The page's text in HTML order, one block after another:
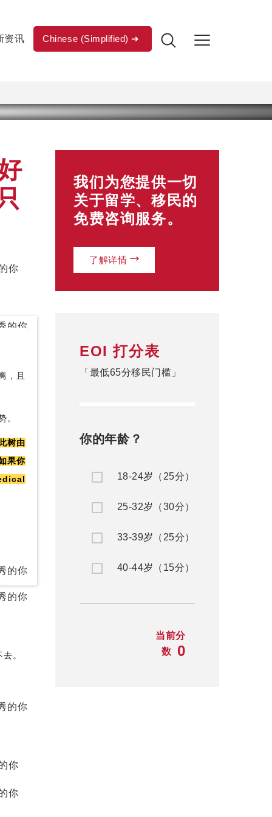
资讯 Chinese (Simplified)
，且
。
树由
果你
。
我们为您提供一切
关于留学、移民的
免费咨询服务。
了解详情
EOI 打分表
「最低65分移民门槛」
你的年龄？
18-24岁（25分）
25-32岁（30分）
33-39岁（25分）
40-44岁（15分）
当前分
数
0